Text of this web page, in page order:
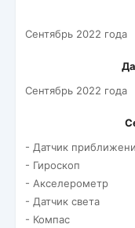
Сентябрь 2022 года
Сентябрь 2022 года
- Датчик
- Гироскоп
- Акселерометр
- Датчик света
- Компас